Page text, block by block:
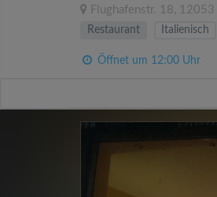
Flughafenstr. 18, 12053
Restaurant
Italienisch
Öffnet um 12:00 Uhr